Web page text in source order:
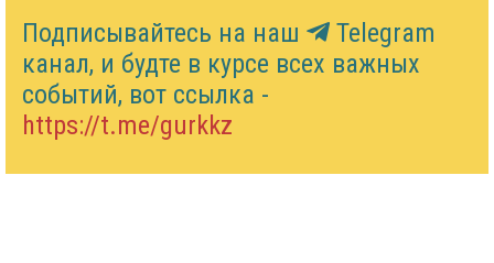
Подписывайтесь на наш
Telegram
канал, и будте в курсе всех важных
событий, вот ссылка -
https://t.me/gurkkz